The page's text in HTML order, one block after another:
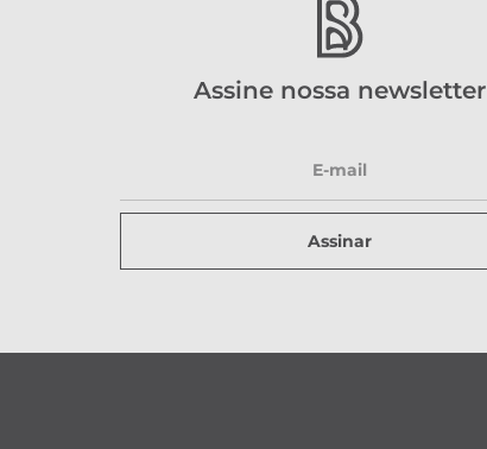
Assine nossa newsletter
Assinar